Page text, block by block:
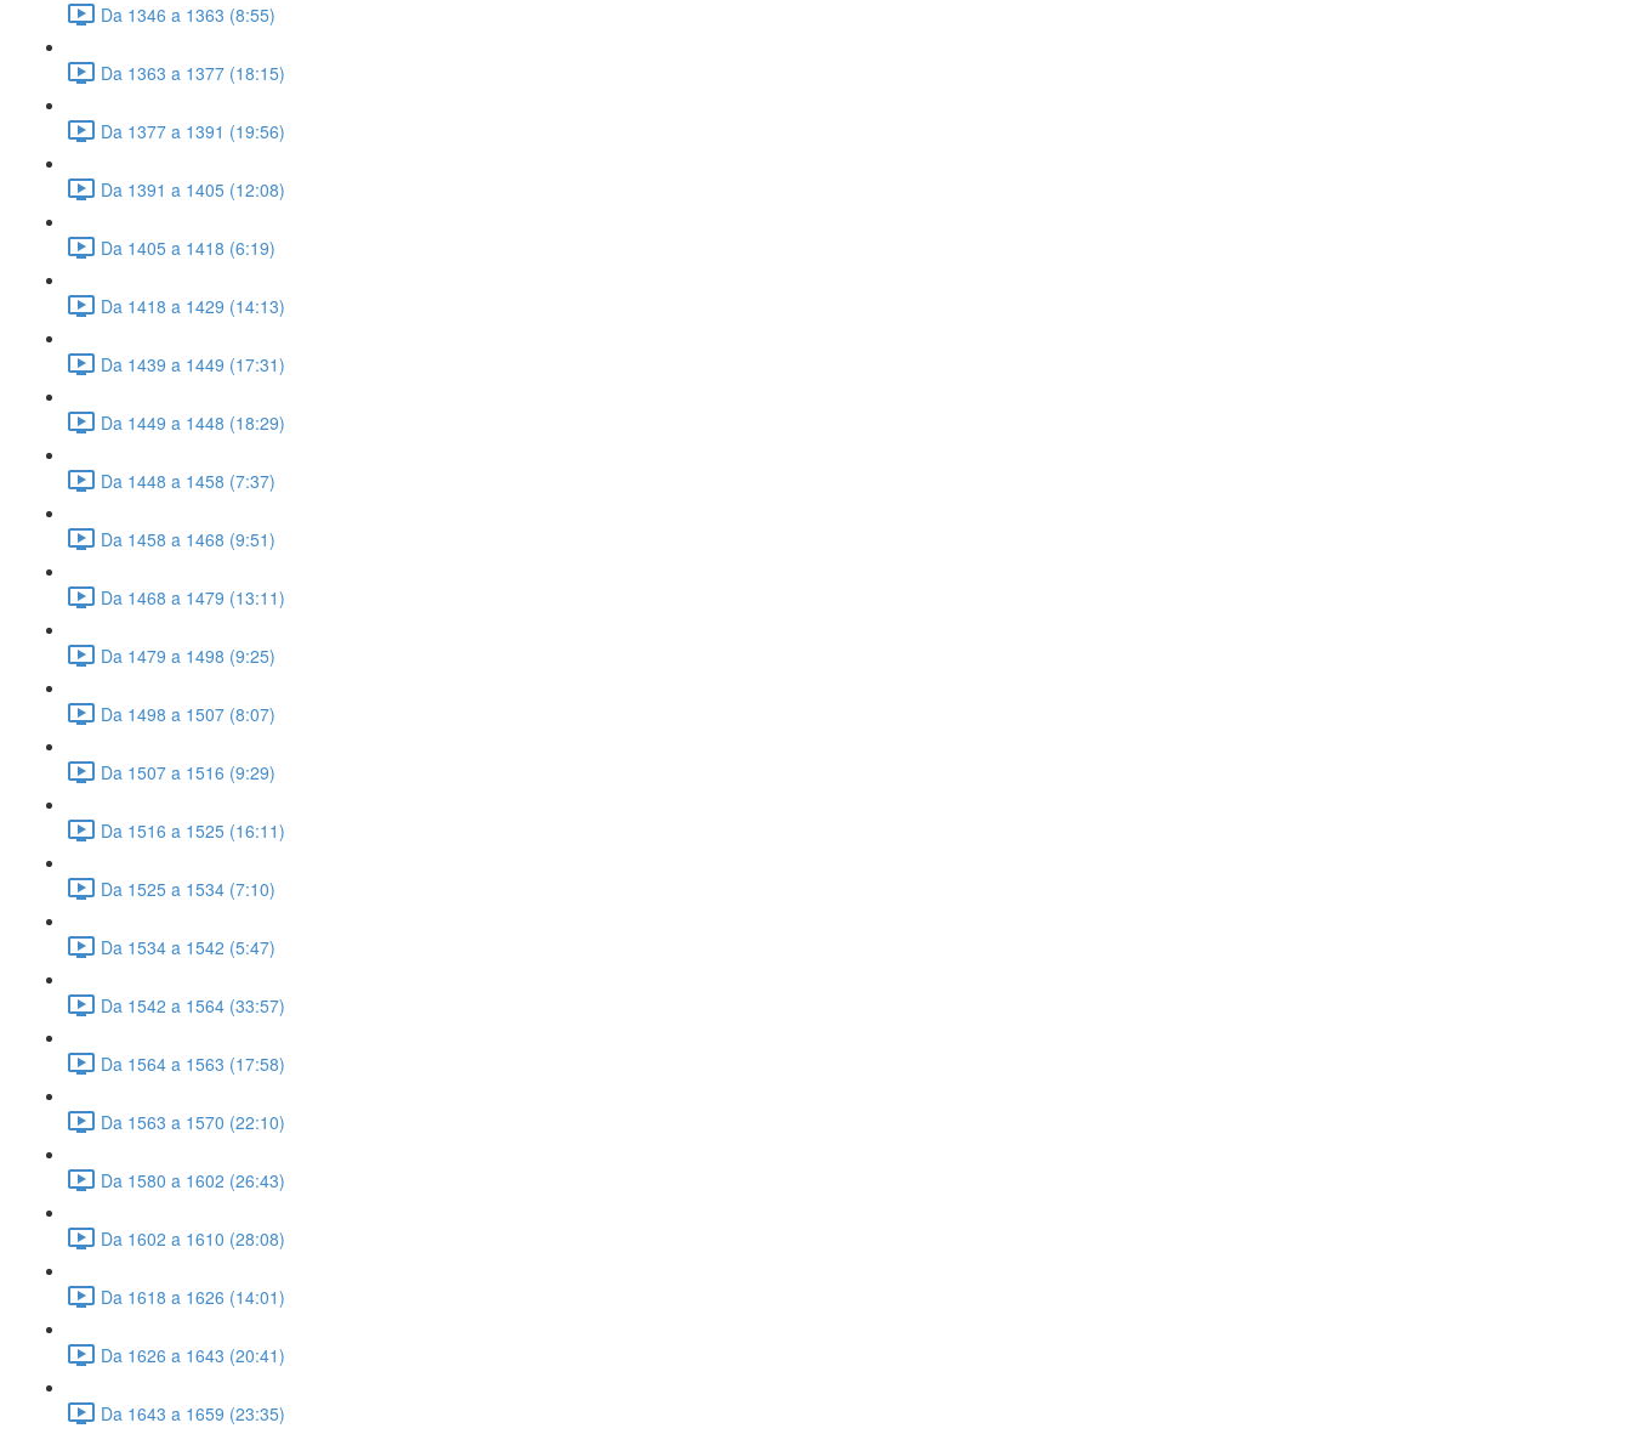
Da 1346 a 1363 (8:55)
Da 1363 a 1377 (18:15)
Da 1377 a 1391 (19:56)
Da 1391 a 1405 (12:08)
Da 1405 a 1418 (6:19)
Da 1418 a 1429 (14:13)
Da 1439 a 1449 (17:31)
Da 1449 a 1448 (18:29)
Da 1448 a 1458 (7:37)
Da 1458 a 1468 (9:51)
Da 1468 a 1479 (13:11)
Da 1479 a 1498 (9:25)
Da 1498 a 1507 (8:07)
Da 1507 a 1516 (9:29)
Da 1516 a 1525 (16:11)
Da 1525 a 1534 (7:10)
Da 1534 a 1542 (5:47)
Da 1542 a 1564 (33:57)
Da 1564 a 1563 (17:58)
Da 1563 a 1570 (22:10)
Da 1580 a 1602 (26:43)
Da 1602 a 1610 (28:08)
Da 1618 a 1626 (14:01)
Da 1626 a 1643 (20:41)
Da 1643 a 1659 (23:35)